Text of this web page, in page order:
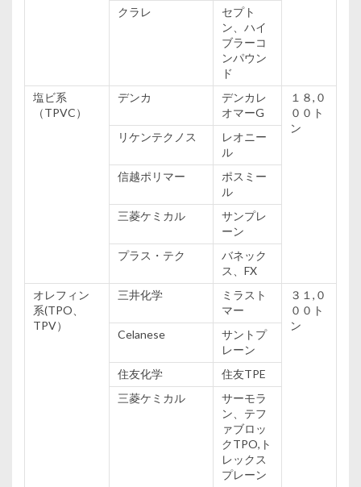
クラレ
セプト
ン、ハイ
ブラーコ
ンパウン
ド
塩ビ系
（TPVC）
デンカ
デンカレ
オマーG
１８,０
００ト
ン
リケンテクノス
レオニー
ル
信越ポリマー
ポスミー
ル
三菱ケミカル
サンプレ
ーン
プラス・テク
バネック
ス、FX
オレフィン
系(TPO、
TPV）
三井化学
ミラスト
マー
３１,０
００ト
ン
Celanese
サントプ
レーン
住友化学 住友TPE
三菱ケミカル
サーモラ
ン、テフ
ァブロッ
クTPO,ト
レックス
プレーン